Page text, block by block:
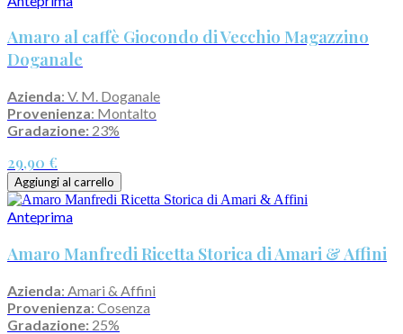
Amaro al caffè Giocondo di Vecchio Magazzino
Doganale
Azienda: V. M. Doganale
Provenienza: Montalto
Gradazione: 23%
29,90 €
Aggiungi al carrello
Anteprima
Amaro Manfredi Ricetta Storica di Amari & Affini
Azienda: Amari & Affini
Provenienza: Cosenza
Gradazione: 25%